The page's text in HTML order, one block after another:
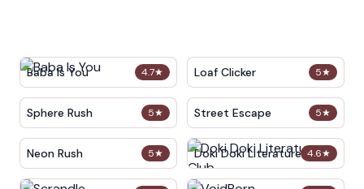
4.7★
Baba Is You 5★
Loaf Clicker
5★
Sphere Rush 5★
Street Escape
5★
Neon Rush 4.6★
Doki Doki Literature Club